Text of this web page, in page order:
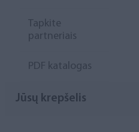
Tapkite
partneriais
PDF katalogas
Jūsų krepšelis